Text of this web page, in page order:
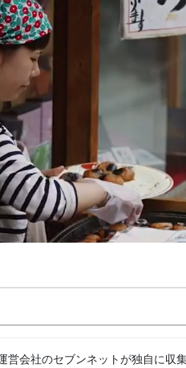
営会社のセブンネットが独自に